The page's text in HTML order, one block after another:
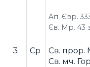
Ап. Євр. 333
Єв. Мр. 43
3 Ср
Св. прор.
Св. мч.